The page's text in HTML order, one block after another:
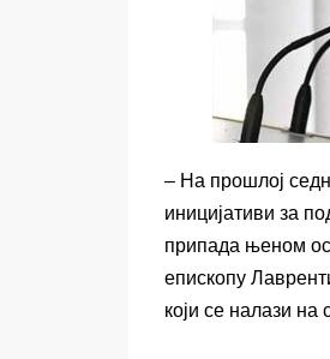
– На прошлој
иницијативи за
припада њеном
епископу
који се налази